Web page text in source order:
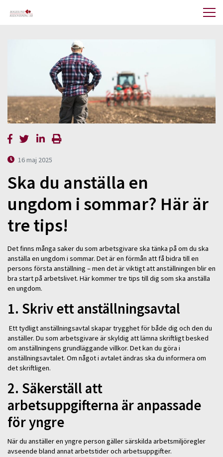
16 maj 2025
Ska du anställa en
ungdom i sommar? Här är
tre tips!
Det finns många saker du som arbetsgivare ska tänka på om du ska
anställa en ungdom i sommar. Det är en förmån att få bidra till en
persons första anställning – men det är viktigt att anställningen blir en
bra start på arbetslivet. Här kommer tre tips till dig som ska anställa
en ungdom.
1. Skriv ett anställningsavtal
Ett tydligt anställningsavtal skapar trygghet för både dig och den du
anställer. Du som arbetsgivare är skyldig att lämna skriftligt besked
om anställningens grundläggande villkor. Det kan du göra i
anställningsavtalet. Om något i avtalet ändras ska du informera om
det skriftligen.
2. Säkerställ att
arbetsuppgifterna är anpassade
för yngre
När du anställer en yngre person gäller särskilda arbetsmiljöregler
avseende bland annat arbetstider och arbetsuppgifter.